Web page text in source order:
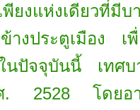
ยงแห่งเดียวที่มีบ
ประตูเมือง เพื่
ปัจจุบันนี้ เทศบ
. 2528 โดยอา